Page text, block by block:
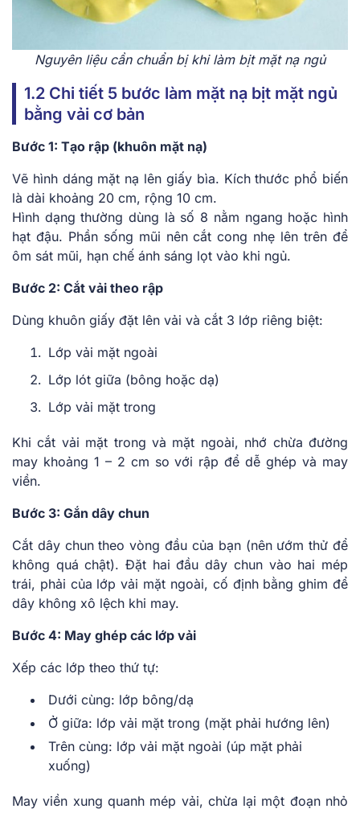
Nguyên liệu cần chuẩn bị khi làm bịt mặt nạ ngủ
1.2 Chi tiết 5 bước làm mặt nạ bịt mặt ngủ
bằng vải cơ bản
Bước 1: Tạo rập (khuôn mặt nạ)
Vẽ hình dáng mặt nạ lên giấy bìa. Kích thước phổ biến
là dài khoảng 20 cm, rộng 10 cm.
Hình dạng thường dùng là số 8 nằm ngang hoặc hình
hạt đậu. Phần sống mũi nên cắt cong nhẹ lên trên để
ôm sát mũi, hạn chế ánh sáng lọt vào khi ngủ.
Bước 2: Cắt vải theo rập
Dùng khuôn giấy đặt lên vải và cắt 3 lớp riêng biệt:
Lớp vải mặt ngoài
Lớp lót giữa (bông hoặc dạ)
Lớp vải mặt trong
Khi cắt vải mặt trong và mặt ngoài, nhớ chừa đường
may khoảng 1 – 2 cm so với rập để dễ ghép và may
viền.
Bước 3: Gắn dây chun
Cắt dây chun theo vòng đầu của bạn (nên ướm thử để
không quá chật). Đặt hai đầu dây chun vào hai mép
trái, phải của lớp vải mặt ngoài, cố định bằng ghim để
dây không xô lệch khi may.
Bước 4: May ghép các lớp vải
Xếp các lớp theo thứ tự:
Dưới cùng: lớp bông/dạ
Ở giữa: lớp vải mặt trong (mặt phải hướng lên)
Trên cùng: lớp vải mặt ngoài (úp mặt phải
xuống)
May viền xung quanh mép vải, chừa lại một đoạn nhỏ